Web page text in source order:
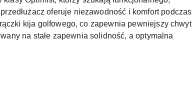
oferuje niezawodność i komfort podczas
kija golfowego, co zapewnia pewniejszy chwyt
na stałe zapewnia solidność, a optymalna